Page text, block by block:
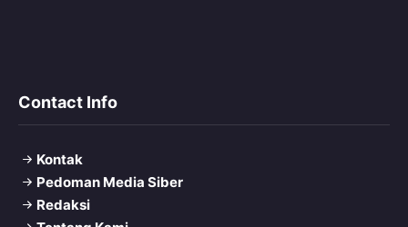
Contact Info
Kontak
Pedoman Media Siber
Redaksi